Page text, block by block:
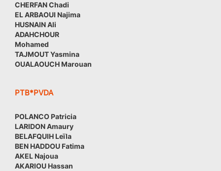
CHERFAN Chadi
EL ARBAOUI Najima
HUSNAIN Ali
ADAHCHOUR
Mohamed
TAJMOUT Yasmina
OUALAOUCH Marouan
PTB*PVDA
POLANCO Patricia
LARIDON Amaury
BELAFQUIH Leïla
BEN HADDOU Fatima
AKEL Najoua
AKARIOU Hassan